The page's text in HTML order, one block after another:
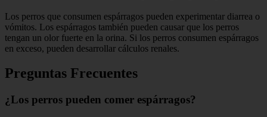
Los perros que consumen espárragos pueden experimentar diarrea o
vómitos. Los espárragos también pueden causar que los perros
tengan un olor fuerte en la orina. Si los perros consumen espárragos
en exceso, pueden desarrollar cálculos renales.
Preguntas Frecuentes
¿Los perros pueden comer espárragos?